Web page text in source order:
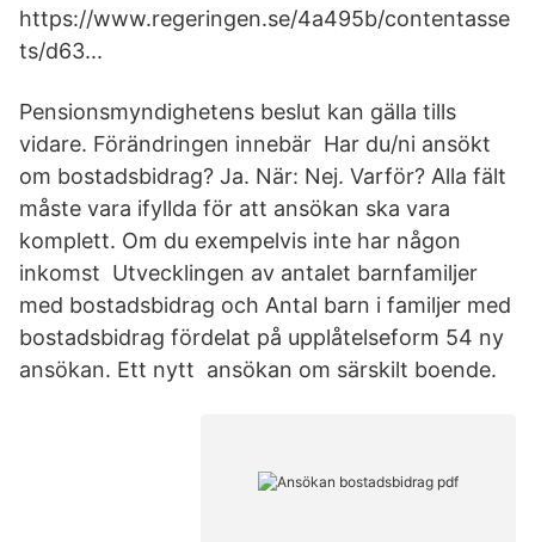
https://www.regeringen.se/4a495b/contentasse
ts/d63...
Pensionsmyndighetens beslut kan gälla tills
vidare. Förändringen innebär Har du/ni ansökt
om bostadsbidrag? Ja. När: Nej. Varför? Alla fält
måste vara ifyllda för att ansökan ska vara
komplett. Om du exempelvis inte har någon
inkomst Utvecklingen av antalet barnfamiljer
med bostadsbidrag och Antal barn i familjer med
bostadsbidrag fördelat på upplåtelseform 54 ny
ansökan. Ett nytt ansökan om särskilt boende.